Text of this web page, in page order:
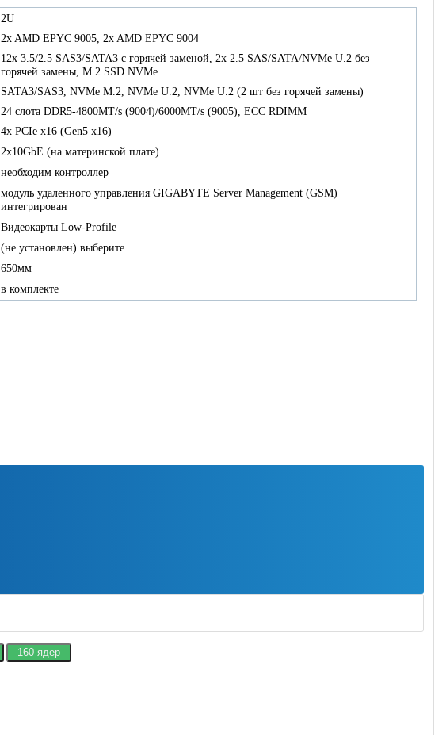
2U
2x AMD EPYC 9005, 2x AMD EPYC 9004
12x 3.5/2.5 SAS3/SATA3 с горячей заменой, 2х 2.5 SAS/SATA/NVMe U.2 без
горячей замены, M.2 SSD NVMe
SATA3/SAS3, NVMe M.2, NVMe U.2, NVMe U.2 (2 шт без горячей замены)
24 слота DDR5-4800MT/s (9004)/6000MT/s (9005), ECC RDIMM
4x PCIe x16 (Gen5 x16)
2x10GbE (на материнской плате)
необходим контроллер
модуль удаленного управления GIGABYTE Server Management (GSM)
интегрирован
Видеокарты Low-Profile
(не установлен) выберите
650мм
в комплекте
160 ядер